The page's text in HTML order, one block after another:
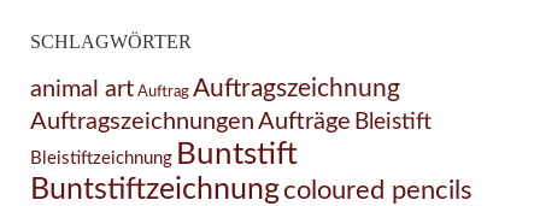
SCHLAGWÖRTER
animal art Auftrag Auftragszeichnung
Auftragszeichnungen Aufträge Bleistift
Bleistiftzeichnung Buntstift
Buntstiftzeichnungcoloured pencils